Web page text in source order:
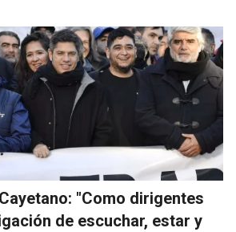
"Como dirigentes
de escuchar, estar y